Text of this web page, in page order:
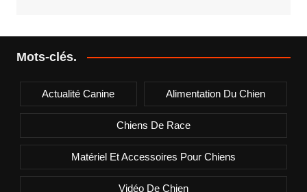
Mots-clés.
Actualité Canine Alimentation Du Chien
Chiens De Race
Matériel Et Accessoires Pour Chiens
Vidéo De Chien